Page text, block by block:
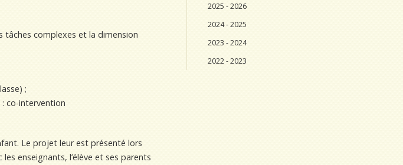
tâches complexes et la dimension
;
: co-intervention
Le projet leur est présenté lors
enseignants, l’élève et ses parents
2025 - 2026
2024 - 2025
2023 - 2024
2022 - 2023